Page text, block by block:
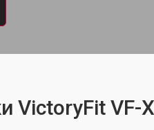
VictoryFit VF-